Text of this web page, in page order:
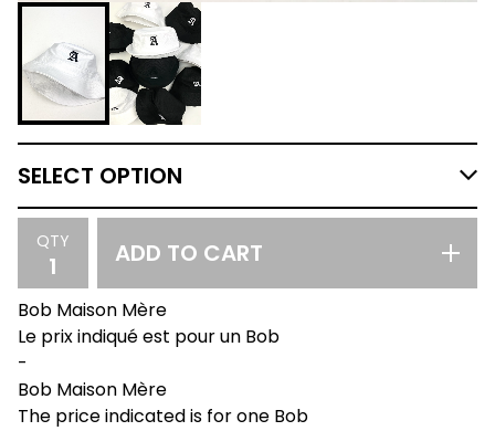
QTY ADD TO CART
Bob Maison Mère
Le prix indiqué est pour un Bob
-
Bob Maison Mère
The price indicated is for one Bob